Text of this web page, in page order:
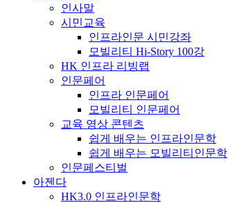
인사말
시민교육
인프라인문 시민강좌
모빌리티 Hi-Story 100강
HK 인프라 리빙랩
인문페어
인프라 인문페어
모빌리티 인문페어
교육 영상 콘텐츠
쉽게 배우는 인프라인문학
쉽게 배우는 모빌리티인문학
인문페스티벌
아젠다
HK3.0 인프라인문학